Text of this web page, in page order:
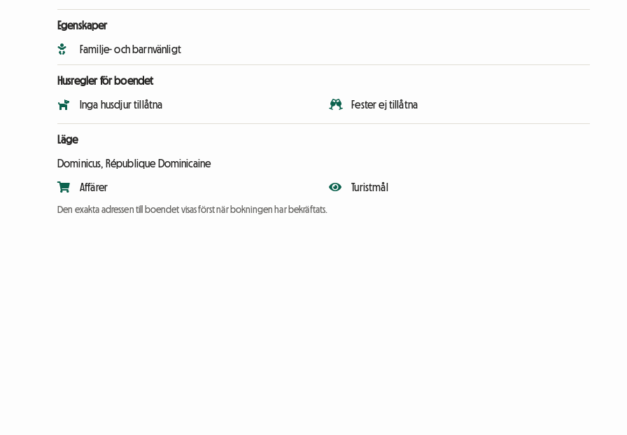
Egenskaper
Familje- och barnvänligt
Husregler för boendet
Inga husdjur tillåtna Fester ej tillåtna
Läge
Dominicus, République Dominicaine
Affärer Turistmål
Den exakta adressen till boendet visas först när bokningen har bekräftats.